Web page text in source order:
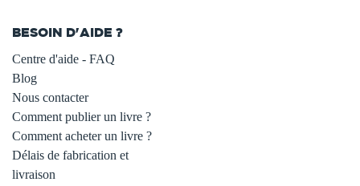
BESOIN D'AIDE ?
Centre d'aide - FAQ
Blog
Nous contacter
Comment publier un livre ?
Comment acheter un livre ?
Délais de fabrication et
livraison